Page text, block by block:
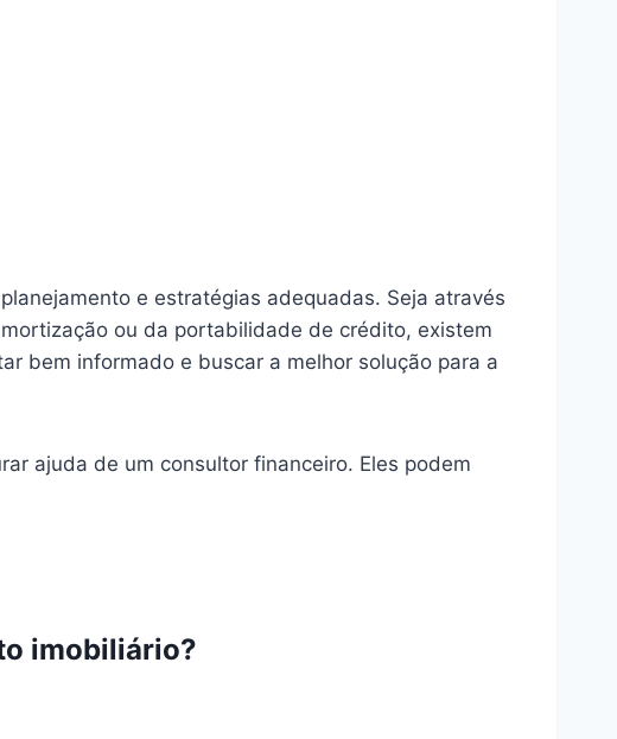
e estratégias adequadas. Seja através
ou da portabilidade de crédito, existem
bem informado e buscar a melhor solução para a
ajuda de um consultor financeiro. Eles podem
imobiliário?